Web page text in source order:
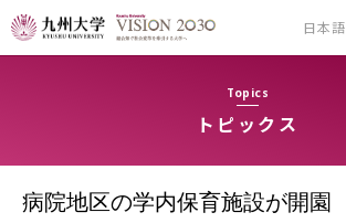
日本語
Topics
トピックス
病院地区の学内保育施設が開園